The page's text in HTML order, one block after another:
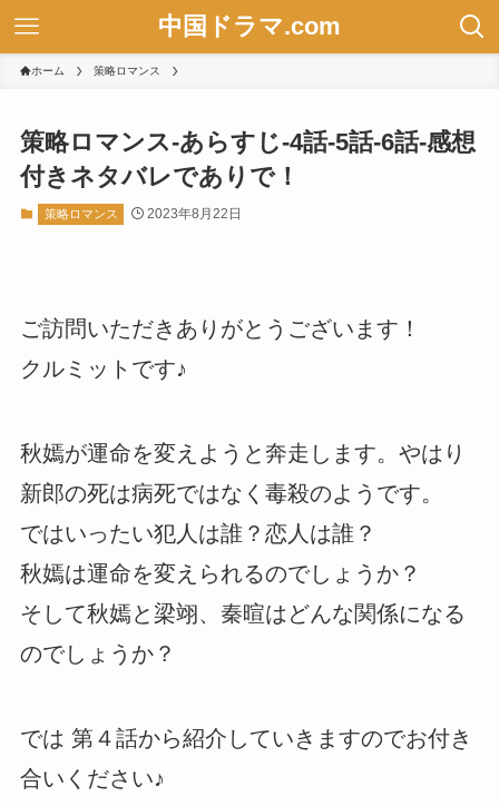
中国ドラマ.com
ホーム 策略ロマンス
策略ロマンス-あらすじ-4話-5話-6話-感想
付きネタバレでありで！
策略ロマンス 2023年8月22日
ご訪問いただきありがとうございます！
クルミットです♪
秋嫣が運命を変えようと奔走します。やはり
新郎の死は病死ではなく毒殺のようです。
ではいったい犯人は誰？恋人は誰？
秋嫣は運命を変えられるのでしょうか？
そして秋嫣と梁翊、秦暄はどんな関係になる
のでしょうか？
では 第４話から紹介していきますのでお付き
合いください♪